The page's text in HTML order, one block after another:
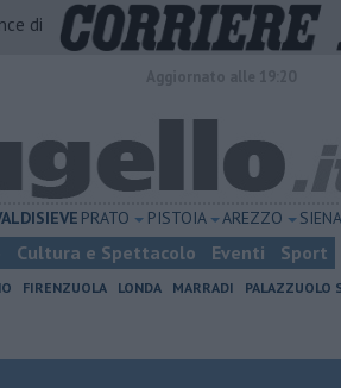
di
PRATO PISTOIA AREZZO SIENA
Cultura e Spettacolo Eventi Sport
FIRENZUOLA LONDA MARRADI PALAZZUOLO